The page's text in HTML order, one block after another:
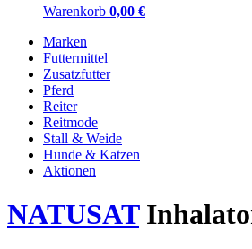
Warenkorb 0,00 €
Marken
Futtermittel
Zusatzfutter
Pferd
Reiter
Reitmode
Stall & Weide
Hunde & Katzen
Aktionen
NATUSAT